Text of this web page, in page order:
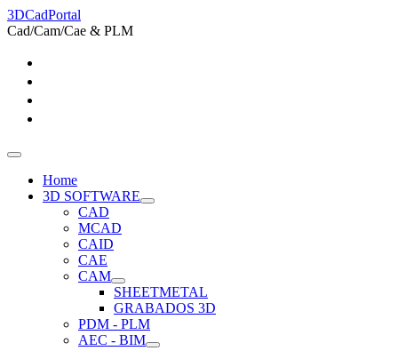
3DCadPortal
Cad/Cam/Cae & PLM
Home
3D SOFTWARE
CAD
MCAD
CAID
CAE
CAM
SHEETMETAL
GRABADOS 3D
PDM - PLM
AEC - BIM